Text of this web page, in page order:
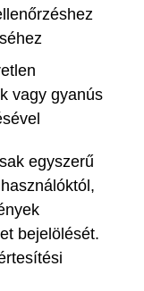
vagy gyanús
egyszerű
bejelölését.